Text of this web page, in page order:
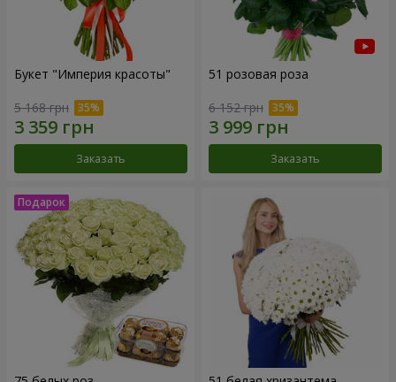
Букет "Империя красоты"
5 168 грн
Заказать
51 розовая роза
6 152 грн
Заказать